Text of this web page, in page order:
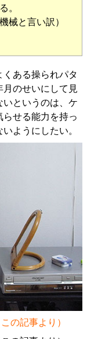
。
械と言い訳）
ある操られパタ
月のせいにして見
というのは、ケ
せる能力を持っ
ようにしたい。
この記事より）